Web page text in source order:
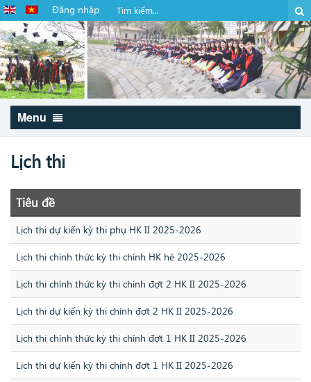
Đăng nhập
Menu
Lịch thi
Tiêu đề
Lịch thi dự kiến kỳ thi phụ HK II 2025-2026
Lịch thi chính thức kỳ thi chính HK hè 2025-2026
Lịch thi chính thức kỳ thi chính đợt 2 HK II 2025-2026
Lịch thi dự kiến kỳ thi chính đợt 2 HK II 2025-2026
Lịch thi chính thức kỳ thi chính đợt 1 HK II 2025-2026
Lịch thi dự kiến kỳ thi chính đợt 1 HK II 2025-2026